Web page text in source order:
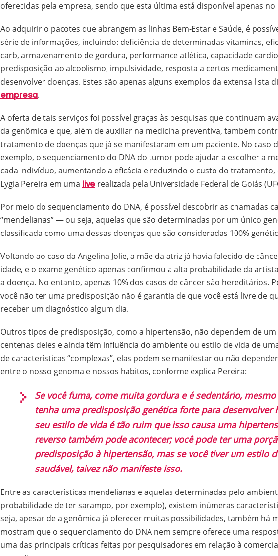
oferecidas pela empresa, sendo que esta última está disponível apenas
Ao adquirir o pacotes que abrangem as linhas Bem-Estar e Saúde, é
série de informações, incluindo: deficiência de determinadas vitaminas,
carb, armazenamento de gordura, performance atlética, capacidade
predisposição ao alcoolismo, impulsividade, resposta a certos
desenvolver doenças. Estes são apenas alguns exemplos da extensa lista
empresa.
A oferta de tais serviços foi possível graças às pesquisas que continuam
da genômica e que, além de auxiliar na medicina preventiva, também
tratamento de doenças que já se manifestaram em um paciente. No caso
exemplo, o sequenciamento do DNA do tumor pode ajudar a escolher a
cada indivíduo, aumentando a eficácia e reduzindo o custo do
Lygia Pereira em uma live realizada pela Universidade Federal de Goiás
Por meio do sequenciamento do DNA, é possível descobrir as chamadas
“mendelianas” — ou seja, aquelas que são determinadas por um único
classificada como uma dessas doenças que são consideradas 100%
Voltando ao caso da Angelina Jolie, a mãe da atriz já havia falecido de
idade, e o exame genético apenas confirmou a alta probabilidade da
a doença. No entanto, apenas 10% dos casos de câncer são hereditários.
você não ter uma predisposição não é garantia de que você está livre de
receber um diagnóstico algum dia.
Outros tipos de predisposição, como a hipertensão, não dependem de um
centenas deles e ainda têm influência do ambiente ou estilo de vida de
de características “complexas”, elas podem se manifestar ou não
entre o nosso genoma e nossos hábitos, conforme explica Pereira:
Se você fuma, come muita gordura e é sedentário,
tenha uma predisposição genética forte para desenvolver
seu estilo de vida é tão ruim que isso causa uma
reverso também pode acontecer; você pode ter uma
predisposição à hipertensão, mas se você tiver um estilo
saudável, talvez não manifeste isso.
Entre as características mendelianas e aquelas determinadas pelo
probabilidade de ter sarampo, por exemplo), existem inúmeras
seja, apesar de a genômica já oferecer muitas possibilidades, também há
mostram que o sequenciamento do DNA nem sempre oferece uma
uma das principais críticas feitas por pesquisadores em relação à